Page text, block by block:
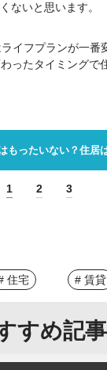
ないと思います。
イフプランが一番
ったタイミングで
もったいない？住居
1 2 3
住宅 # 賃貸
すめ記事